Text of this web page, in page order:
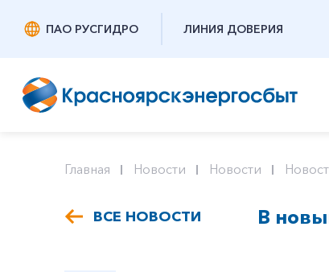
ПАО РУСГИДРО ЛИНИЯ ДОВЕРИЯ
Главная Новости Новости
ВСЕ НОВОСТИ В